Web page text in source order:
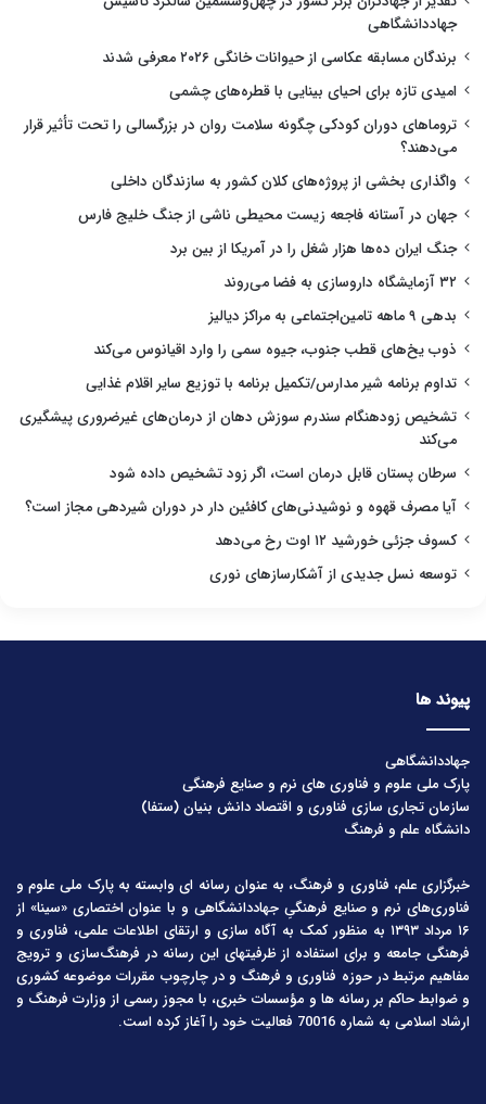
جهاددانشگاهی
برندگان مسابقه عکاسی از حیوانات خانگی ۲۰۲۶ معرفی شدند
امیدی تازه برای احیای بینایی با قطره‌های چشمی
تروماهای دوران کودکی چگونه سلامت روان در بزرگسالی را تحت تأثیر قرار
می‌دهند؟
واگذاری بخشی از پروژه‌های کلان کشور به سازندگان داخلی
جهان در آستانه فاجعه زیست محیطی ناشی از جنگ خلیج فارس
جنگ ایران ده‌ها هزار شغل را در آمریکا از بین برد
۳۲ آزمایشگاه داروسازی به فضا می‌روند
بدهی ۹ ماهه تامین‌اجتماعی به مراکز دیالیز
ذوب یخ‌های قطب جنوب، جیوه سمی را وارد اقیانوس می‌کند
تداوم برنامه شیر مدارس/تکمیل برنامه با توزیع سایر اقلام غذایی
تشخیص زودهنگام سندرم سوزش دهان از درمان‌های غیرضروری پیشگیری
می‌کند
سرطان پستان قابل درمان است، اگر زود تشخیص داده شود
آیا مصرف قهوه و نوشیدنی‌های کافئین دار در دوران شیردهی مجاز است؟
کسوف جزئی خورشید ۱۲ اوت رخ می‌دهد
توسعه نسل جدیدی از آشکارسازهای نوری
پیوند ها
جهاددانشگاهی
پارک ملی علوم و فناوری های نرم و صنایع فرهنگی
سازمان تجاری سازی فناوری و اقتصاد دانش بنیان (ستفا)
دانشگاه علم و فرهنگ
خبرگزاری علم، فناوری و فرهنگ، به عنوان رسانه ای وابسته به پارک ملی علوم و
فناوری‌های نرم و صنایع فرهنگیِ جهاددانشگاهی و با عنوان اختصاری «سینا» از
۱۶ مرداد ۱۳۹۳ به منظور کمک به آگاه سازی و ارتقای اطلاعات علمی، فناوری و
فرهنگی جامعه و برای استفاده از ظرفیتهای این رسانه در فرهنگ‌سازی و ترویج
مفاهیم مرتبط در حوزه فناوری و فرهنگ و در چارچوب مقررات موضوعه کشوری
و ضوابط حاکم بر رسانه ها و مؤسسات خبری، با مجوز رسمی از وزارت فرهنگ و
ارشاد اسلامی به شماره 70016 فعالیت خود را آغاز کرده است.